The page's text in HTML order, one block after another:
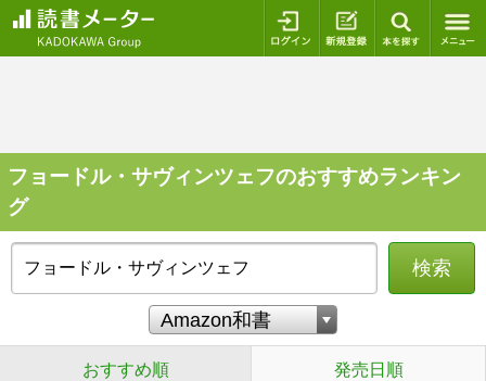
ログイン 新規登録
フョードル・サヴィンツェフのおすすめランキン
グ
検索
おすすめ順 発売日順